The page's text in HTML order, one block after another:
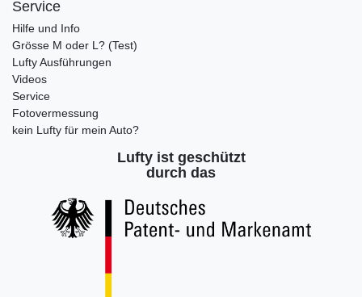
Service
Hilfe und Info
Grösse M oder L? (Test)
Lufty Ausführungen
Videos
Service
Fotovermessung
kein Lufty für mein Auto?
Lufty ist geschützt
durch das